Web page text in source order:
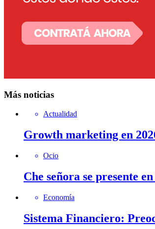
Más noticias
Actualidad
Growth marketing en
Ocio
Che señora se presente
Economía
Sistema Financiero: